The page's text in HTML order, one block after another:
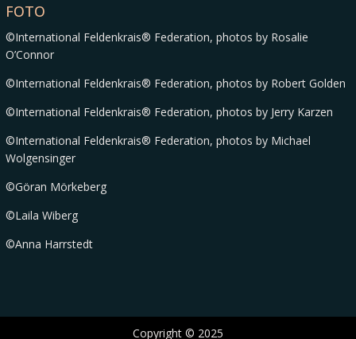
FOTO
©International Feldenkrais® Federation, photos by Rosalie
O’Connor
©International Feldenkrais® Federation, photos by Robert Golden
©International Feldenkrais® Federation, photos by Jerry Karzen
©International Feldenkrais® Federation, photos by Michael
Wolgensinger
©Göran Mörkeberg
©Laila Wiberg
©Anna Harrstedt
Copyright © 2025